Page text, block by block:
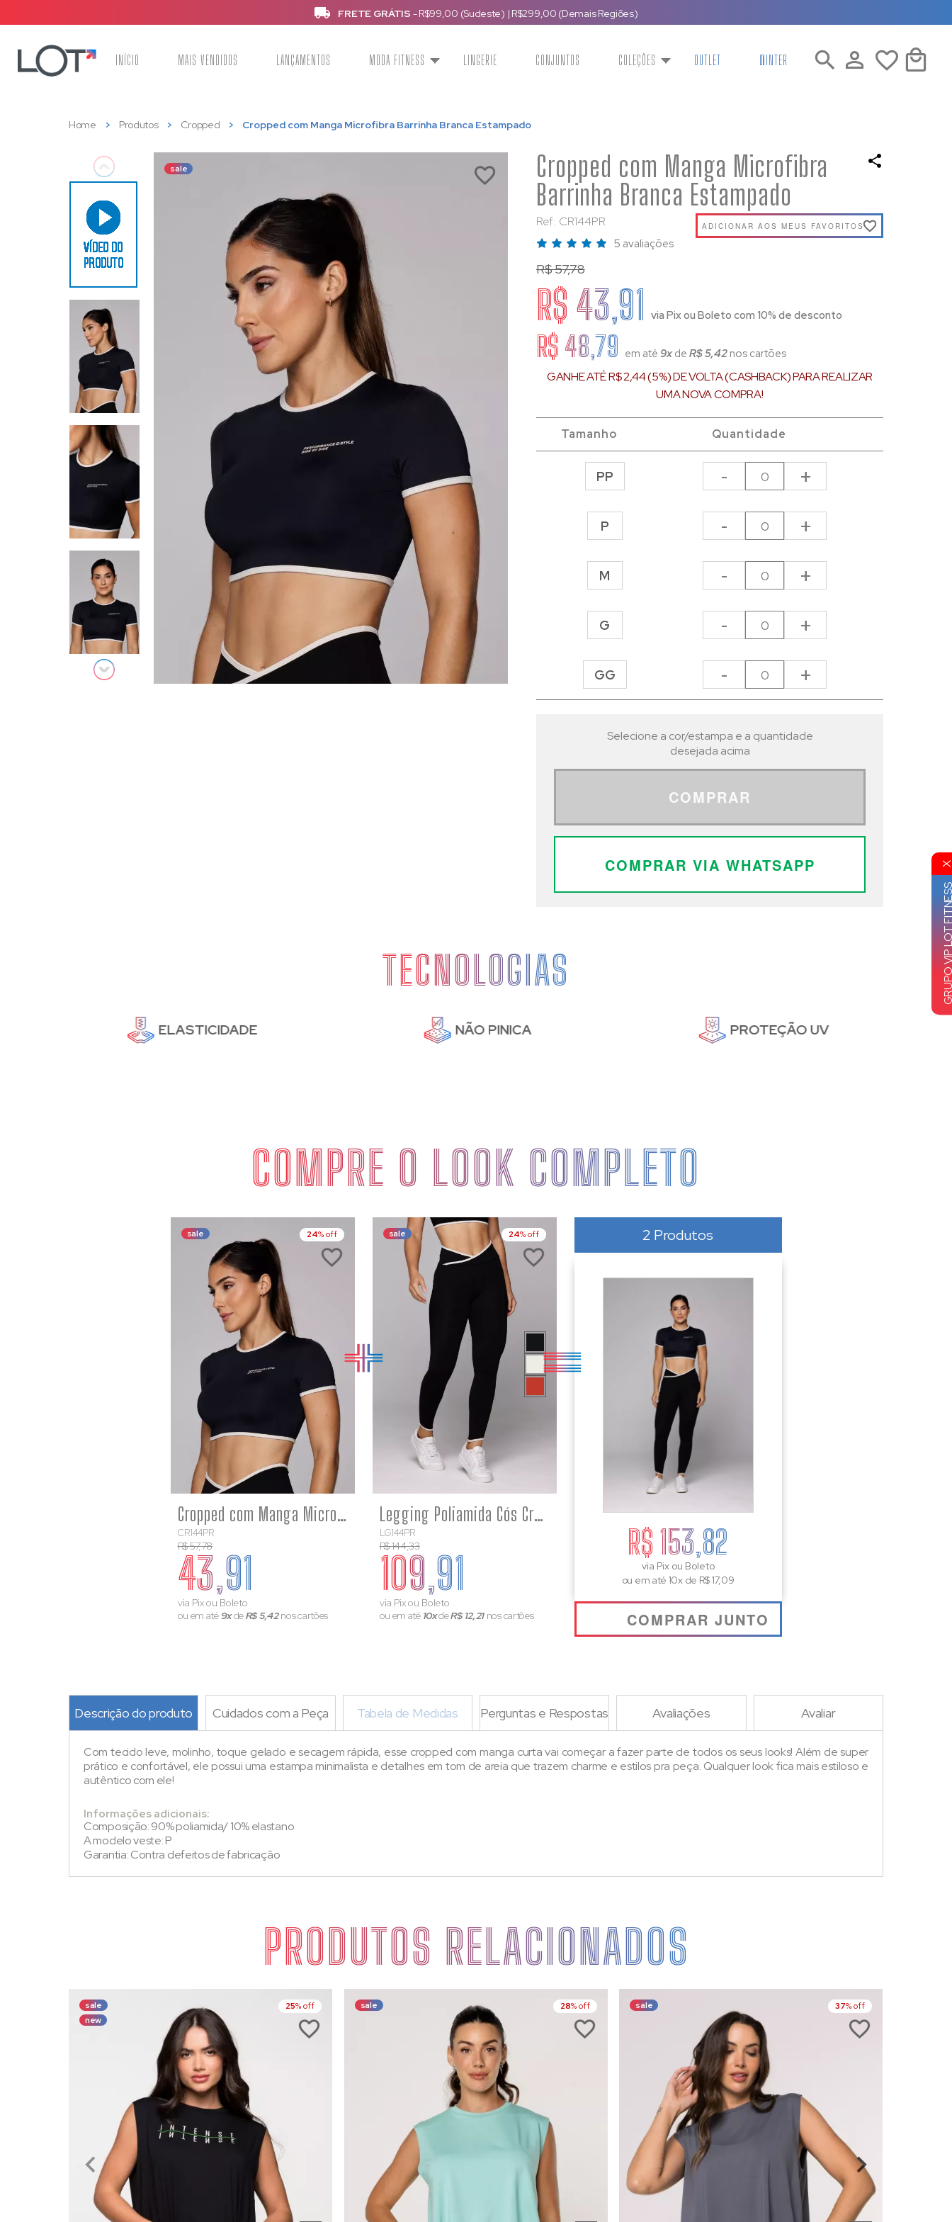
FRETE GRÁTIS - R$99,00 (Sudeste) | R$299,00 (Demais Regiões)
INÍCIO MAIS VENDIDOS LANÇAMENTOS MODA FITNESS LINGERIE CONJUNTOS COLEÇÕES OUTLET WINTER
Home Produtos Cropped Cropped com Manga Microfibra Barrinha Branca Estampado
sale
Cropped com Manga Microfibra
Barrinha Branca Estampado
Ref: CR144PR
5 avaliações
ADICIONAR AOS MEUS FAVORITOS
R$ 57,78
R$ 43,91 via Pix ou Boleto com 10% de desconto
R$ 48,79 em até 9xde R$ 5,42nos cartões
GANHE ATÉ R$ 2,44 (5%) DE VOLTA (CASHBACK) PARA REALIZAR
UMA NOVA COMPRA!
Tamanho Quantidade
PP - +
P - +
M - +
G - +
GG - +
Selecione a cor/estampa e a quantidade
desejada acima
COMPRAR
COMPRAR VIA WHATSAPP
TECNOLOGIAS
ELASTICIDADE NÃO PINICA PROTEÇÃO UV
COMPRE O LOOK COMPLETO
sale 24% off
Cropped com Manga Microfibra Barrinha Branca Estampado
CR144PR
R$ 57,78
43,91
via Pix ou Boleto
ou em até9xdeR$ 5,42nos cartões
COMPRE
sale 24% off
Legging Poliamida Cós Cruzado Afina Cintura Esportiva Kate
LG144PR
R$ 144,33
109,91
via Pix ou Boleto
ou em até 10xdeR$ 12,21 nos cartões
COMPRE
2 Produtos
R$ 153,82
via Pix ou Boleto
ou em até 10x de R$ 17,09
COMPRAR JUNTO
Descrição do produto Cuidados com a Peça Tabela de Medidas Perguntas e Respostas Avaliações Avaliar
Com tecido leve, molinho, toque gelado e secagem rápida, esse cropped com manga curta vai começar a fazer parte de todos os seus looks! Além de super
prático e confortável, ele possui uma estampa minimalista e detalhes em tom de areia que trazem charme e estilos pra peça. Qualquer look fica mais estiloso e
autêntico com ele!
Informações adicionais:
Composição: 90% poliamida/ 10% elastano
A modelo veste: P
Garantia: Contra defeitos de fabricação
PRODUTOS RELACIONADOS
sale
new
25% off sale 28% off sale 37% off
GRUPO